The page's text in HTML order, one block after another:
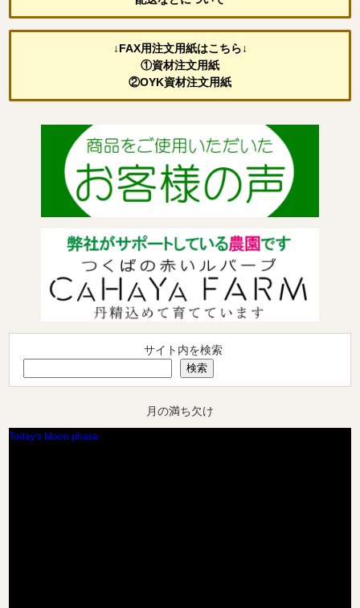
↓FAX用注文用紙はこちら↓
①資材注文用紙
②OYK資材注文用紙
サイト内を検索
検索
月の満ち欠け
Today's Moon phase